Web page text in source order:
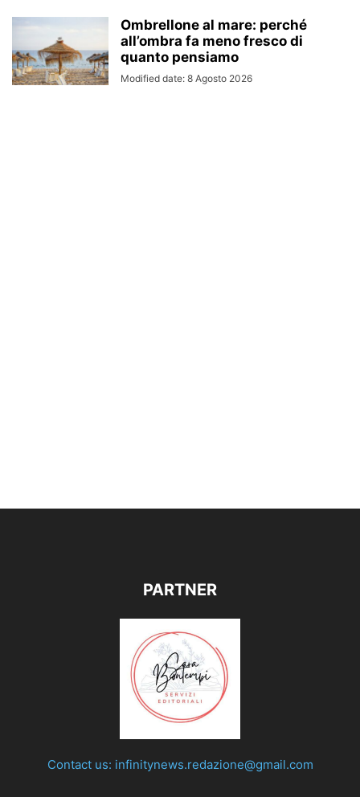
Ombrellone al mare: perché
all’ombra fa meno fresco di
quanto pensiamo
Modified date: 8 Agosto 2026
PARTNER
Contact us: infinitynews.redazione@gmail.com